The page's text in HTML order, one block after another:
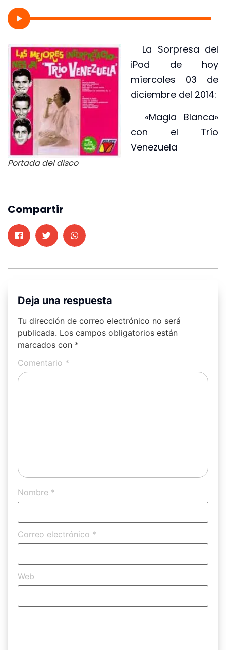
Portada del disco
La Sorpresa del
iPod de hoy
míercoles 03 de
diciembre del 2014:
«Magia Blanca»
con el Trío
Venezuela
Compartir
Deja una respuesta
Tu dirección de correo electrónico no será
publicada. Los campos obligatorios están
marcados con *
Comentario *
Nombre *
Correo electrónico *
Web